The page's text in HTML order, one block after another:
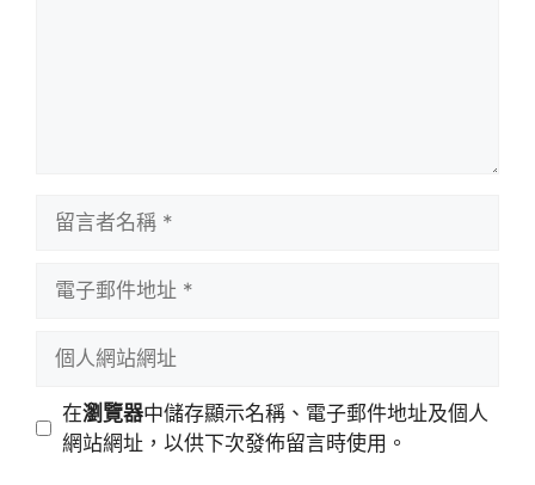
址
站
在瀏覽器中儲存顯示名稱、電子郵件地址及個人
網站網址，以供下次發佈留言時使用。